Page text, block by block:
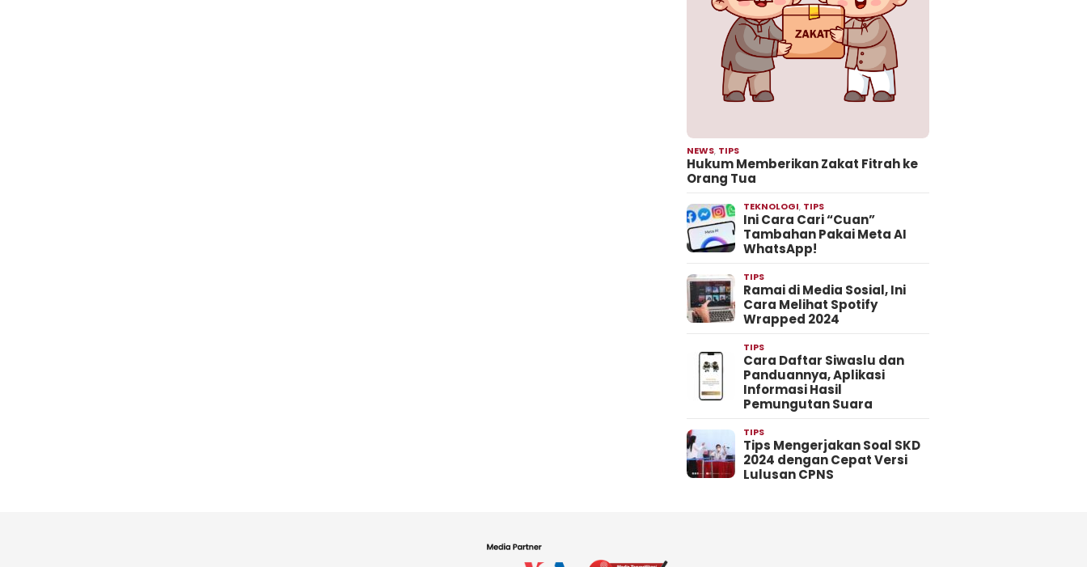
NEWS, TIPS
Hukum Memberikan Zakat Fitrah ke
Orang Tua
TEKNOLOGI, TIPS
Ini Cara Cari “Cuan”
Tambahan Pakai Meta AI
WhatsApp!
TIPS
Ramai di Media Sosial, Ini
Cara Melihat Spotify
Wrapped 2024
TIPS
Cara Daftar Siwaslu dan
Panduannya, Aplikasi
Informasi Hasil
Pemungutan Suara
TIPS
Tips Mengerjakan Soal SKD
2024 dengan Cepat Versi
Lulusan CPNS